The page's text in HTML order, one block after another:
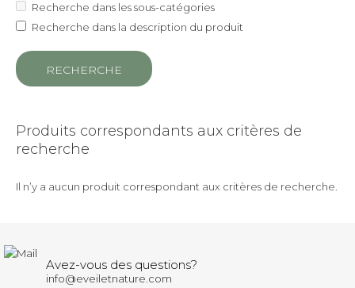
Recherche dans les sous-catégories
Recherche dans la description du produit
Produits correspondants aux critères de
recherche
Il n’y a aucun produit correspondant aux critères de recherche.
Avez-vous des questions?
info@eveiletnature.com